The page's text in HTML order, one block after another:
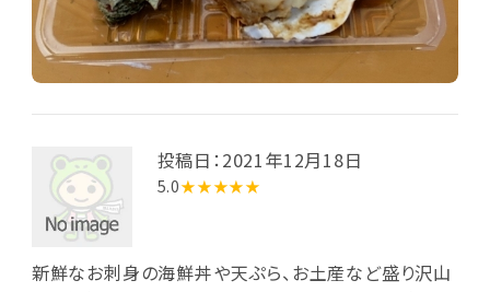
投稿日：2021年12月18日
5.0★★★★★
新鮮なお刺身の海鮮丼や天ぷら、お土産など盛り沢山